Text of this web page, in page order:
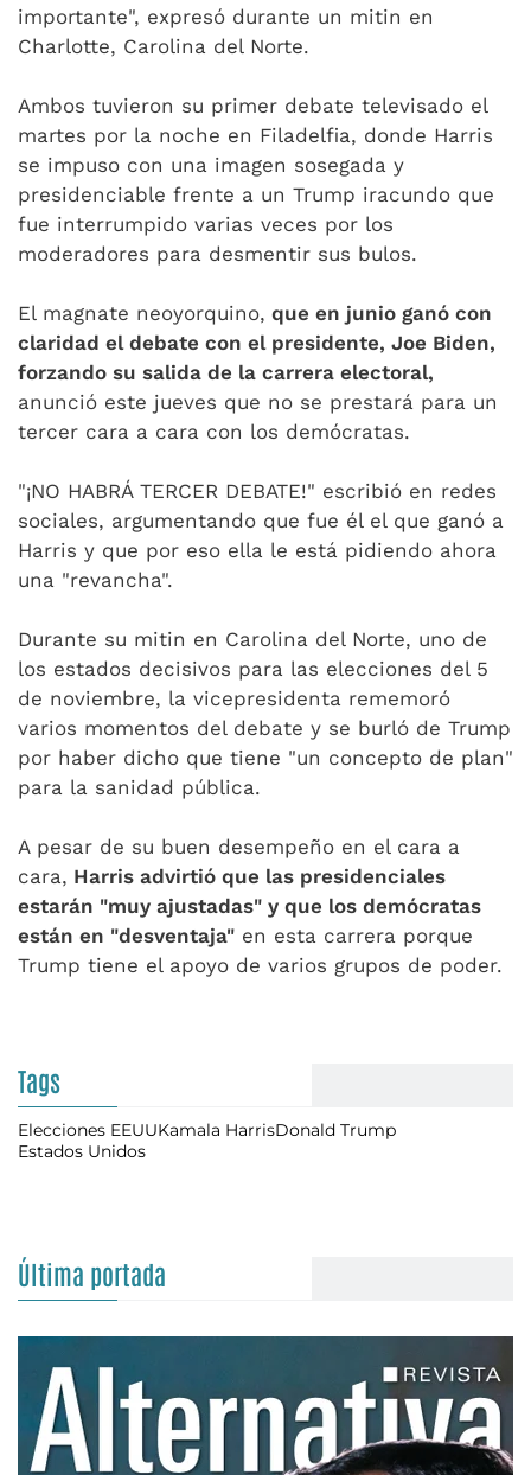
importante", expresó durante un mitin en
Charlotte, Carolina del Norte.
Ambos tuvieron su primer debate televisado el
martes por la noche en Filadelfia, donde Harris
se impuso con una imagen sosegada y
presidenciable frente a un Trump iracundo que
fue interrumpido varias veces por los
moderadores para desmentir sus bulos.
El magnate neoyorquino, que en junio ganó con
claridad el debate con el presidente, Joe Biden,
forzando su salida de la carrera electoral,
anunció este jueves que no se prestará para un
tercer cara a cara con los demócratas.
"¡NO HABRÁ TERCER DEBATE!" escribió en redes
sociales, argumentando que fue él el que ganó a
Harris y que por eso ella le está pidiendo ahora
una "revancha".
Durante su mitin en Carolina del Norte, uno de
los estados decisivos para las elecciones del 5
de noviembre, la vicepresidenta rememoró
varios momentos del debate y se burló de Trump
por haber dicho que tiene "un concepto de plan"
para la sanidad pública.
A pesar de su buen desempeño en el cara a
cara, Harris advirtió que las presidenciales
estarán "muy ajustadas" y que los demócratas
están en "desventaja" en esta carrera porque
Trump tiene el apoyo de varios grupos de poder.
Tags
Elecciones EEUUKamala HarrisDonald Trump
Estados Unidos
Última portada